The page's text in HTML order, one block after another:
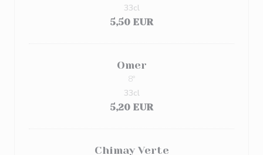
5,50 EUR
33cl
Omer
8°
5,20 EUR
33cl
Chimay Verte